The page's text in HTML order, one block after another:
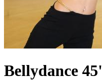
Bellydance 45'